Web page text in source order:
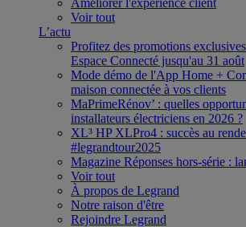
Améliorer l'expérience client
Voir tout
L’actu
Profitez des promotions
Espace Connecté jusqu'au 31 août
Mode démo de l'App Home +
maison connectée à vos clients
MaPrimeRénov’ : quelles
installateurs électriciens en 2026 ?
XL³ HP XLPro4 : succès au
#legrandtour2025
Magazine Réponses hors-série :
Voir tout
À propos de Legrand
Notre raison d'être
Rejoindre Legrand